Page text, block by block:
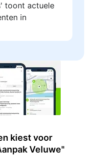
toont actuele
in
kiest voor
Veluwe"